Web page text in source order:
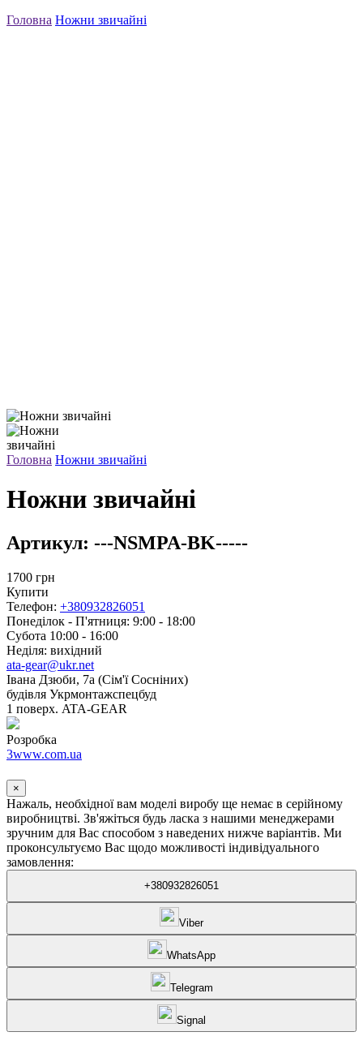
Головна Ножни звичайні
Головна Ножни звичайні
Ножни звичайні
Артикул: ---NSMPA-BK-----
1700 грн
Купити
Телефон: +380932826051
Понеділок - П'ятниця: 9:00 - 18:00
Субота 10:00 - 16:00
Неділя: вихідний
ata-gear@ukr.net
Івана Дзюби, 7а (Сім'ї Сосніних)
будівля Укрмонтажспецбуд
1 поверх. ATA-GEAR
Розробка
3www.com.ua
×
Нажаль, необхідної вам моделі виробу ще немає в серійному
виробництві. Зв'яжіться будь ласка з нашими менеджерами
зручним для Вас способом з наведених нижче варіантів. Ми
проконсультуємо Вас щодо можливості індивідуального
замовлення:
+380932826051
Viber
WhatsApp
Telegram
Signal